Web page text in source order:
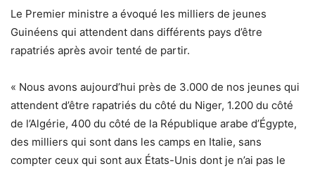
Le Premier ministre a évoqué les milliers de jeunes
Guinéens qui attendent dans différents pays d’être
rapatriés après avoir tenté de partir.
« Nous avons aujourd’hui près de 3.000 de nos jeunes qui
attendent d’être rapatriés du côté du Niger, 1.200 du côté
de l’Algérie, 400 du côté de la République arabe d’Égypte,
des milliers qui sont dans les camps en Italie, sans
compter ceux qui sont aux États-Unis dont je n’ai pas le